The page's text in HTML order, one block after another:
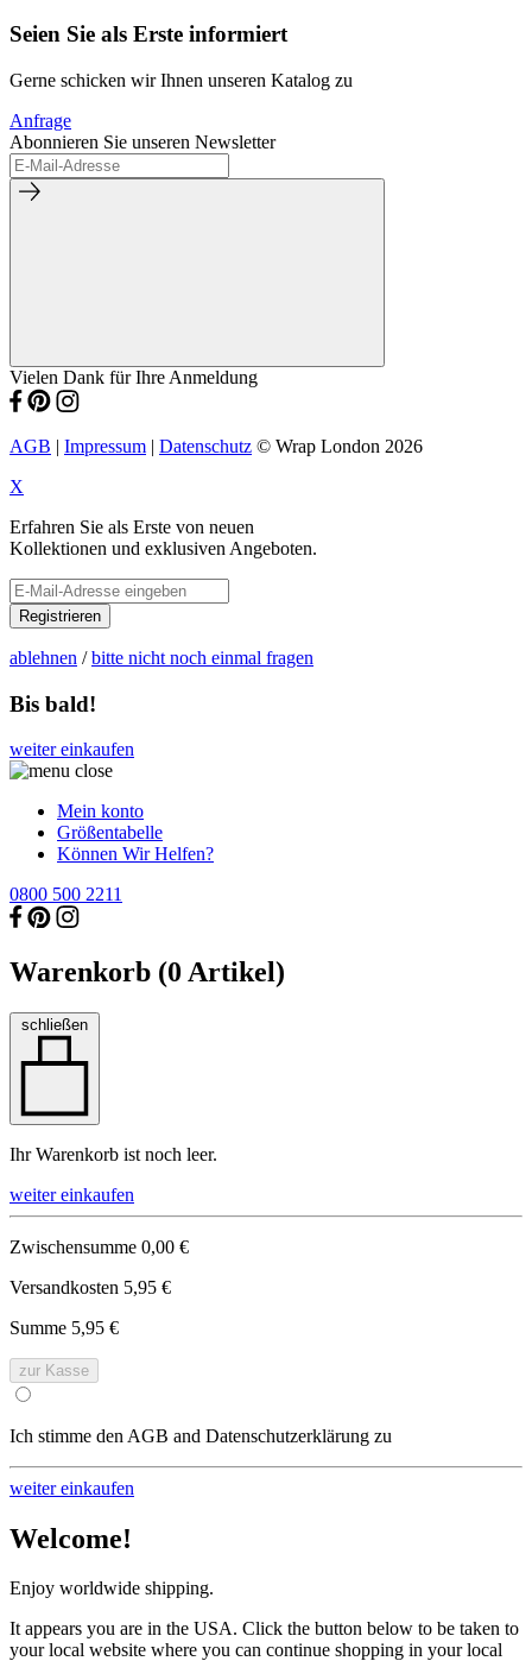
Seien Sie als Erste informiert
Gerne schicken wir Ihnen unseren Katalog zu
Anfrage
Abonnieren Sie unseren Newsletter
Vielen Dank für Ihre Anmeldung
AGB | Impressum | Datenschutz © Wrap London 2026
X
Erfahren Sie als Erste von neuen
Kollektionen und exklusiven Angeboten.
Registrieren
ablehnen /bitte nicht noch einmal fragen
Bis bald!
weiter einkaufen
Mein konto
Größentabelle
Können Wir Helfen?
0800 500 2211
Warenkorb (0 Artikel)
schließen
Ihr Warenkorb ist noch leer.
weiter einkaufen
Zwischensumme 0,00 €
Versandkosten 5,95 €
Summe 5,95 €
zur Kasse
Ich stimme den AGB and Datenschutzerklärung zu
weiter einkaufen
Welcome!
Enjoy worldwide shipping.
It appears you are in the USA. Click the button below to be taken to
your local website where you can continue shopping in your local